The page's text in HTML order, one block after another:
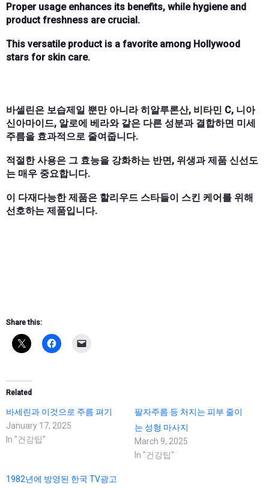
Proper usage enhances its benefits, while hygiene and
product freshness are crucial.
This versatile product is a favorite among Hollywood
stars for skin care.
바셀린은 보습제일 뿐만 아니라 히알루론산, 비타민 C, 니아
신아마이드, 알로에 베라와 같은 다른 성분과 결합하면 미세
주름을 효과적으로 줄여줍니다.
적절한 사용은 그 효능을 강화하는 반면, 위생과 제품 신선도
는 매우 중요합니다.
이 다재다능한 제품은 할리우드 스타들이 스킨 케어를 위해
선호하는 제품입니다.
Share this:
Related
바세린과 이것으로 주름 펴기
January 17, 2025
In "건강팁"
팔자주름 등 처지는 피부 줄이
는 성형 마사지
March 9, 2025
In "건강팁"
1982년에 방영된 한국 TV광고